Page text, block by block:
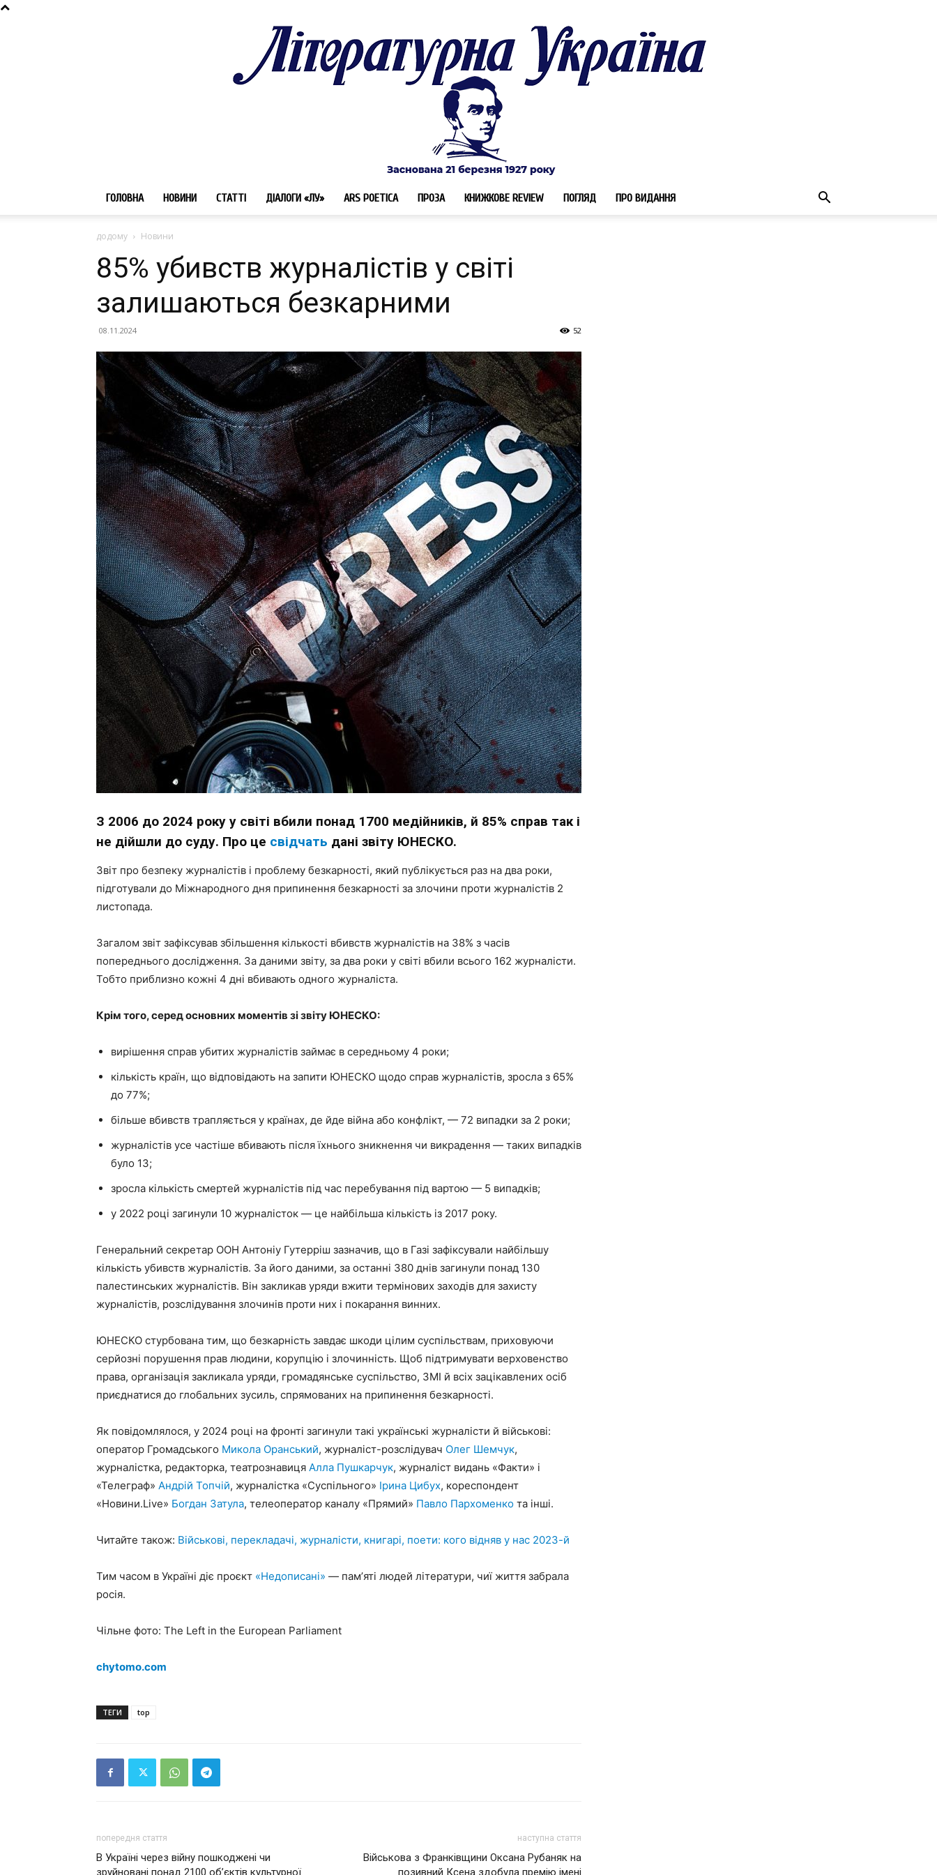
–
Літукраїна
ГОЛОВНА НОВИНИ СТАТТІ ДІАЛОГИ «ЛУ» ARS POETICA ПРОЗА КНИЖКОВЕ REVIEW ПОГЛЯД ПРО ВИДАННЯ
додому Новини
85% убивств журналістів у світі
залишаються безкарними
08.11.2024 52
З 2006 до 2024 року у світі вбили понад 1700 медійників, й 85% справ так і
не дійшли до суду. Про це свідчать дані звіту ЮНЕСКО.
Звіт про безпеку журналістів і проблему безкарності, який публікується раз на два роки,
підготували до Міжнародного дня припинення безкарності за злочини проти журналістів 2
листопада.
Загалом звіт зафіксував збільшення кількості вбивств журналістів на 38% з часів
попереднього дослідження. За даними звіту, за два роки у світі вбили всього 162 журналісти.
Тобто приблизно кожні 4 дні вбивають одного журналіста.
Крім того, серед основних моментів зі звіту ЮНЕСКО:
вирішення справ убитих журналістів займає в середньому 4 роки;
кількість країн, що відповідають на запити ЮНЕСКО щодо справ журналістів, зросла з 65%
до 77%;
більше вбивств трапляється у країнах, де йде війна або конфлікт, — 72 випадки за 2 роки;
журналістів усе частіше вбивають після їхнього зникнення чи викрадення — таких випадків
було 13;
зросла кількість смертей журналістів під час перебування під вартою — 5 випадків;
у 2022 році загинули 10 журналісток — це найбільша кількість із 2017 року.
Генеральний секретар ООН Антоніу Гутерріш зазначив, що в Газі зафіксували найбільшу
кількість убивств журналістів. За його даними, за останні 380 днів загинули понад 130
палестинських журналістів. Він закликав уряди вжити термінових заходів для захисту
журналістів, розслідування злочинів проти них і покарання винних.
ЮНЕСКО стурбована тим, що безкарність завдає шкоди цілим суспільствам, приховуючи
серйозні порушення прав людини, корупцію і злочинність. Щоб підтримувати верховенство
права, організація закликала уряди, громадянське суспільство, ЗМІ й всіх зацікавлених осіб
приєднатися до глобальних зусиль, спрямованих на припинення безкарності.
Як повідомлялося, у 2024 році на фронті загинули такі українські журналісти й військові:
оператор Громадського Микола Оранський, журналіст-розслідувач Олег Шемчук,
журналістка, редакторка, театрознавиця Алла Пушкарчук, журналіст видань «Факти» і
«Телеграф» Андрій Топчій, журналістка «Суспільного» Ірина Цибух, кореспондент
«Новини.Live» Богдан Затула, телеоператор каналу «Прямий» Павло Пархоменко та інші.
Читайте також: Військові, перекладачі, журналісти, книгарі, поети: кого відняв у нас 2023-й
Тим часом в Україні діє проєкт «Недописані» — памʼяті людей літератури, чиї життя забрала
росія.
Чільне фото: The Left in the European Parliament
chytomo.com
ТЕГИ top
попередня стаття
В Україні через війну пошкоджені чи
зруйновані понад 2100 об’єктів культурної
наступна стаття
Військова з Франківщини Оксана Рубаняк на
позивний Ксена здобула премію імені